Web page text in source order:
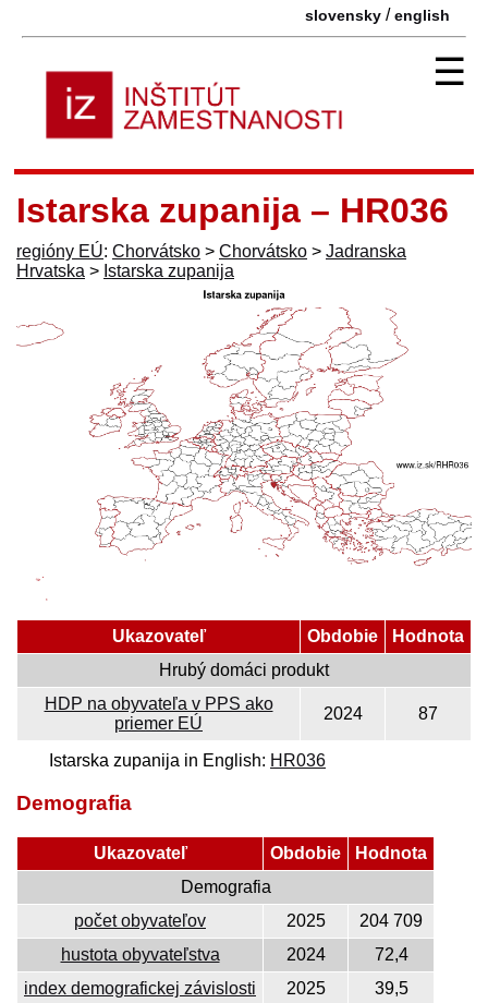
slovensky /english
☰
Istarska zupanija – HR036
regióny EÚ: Chorvátsko > Chorvátsko > Jadranska
Hrvatska > Istarska zupanija
Ukazovateľ Obdobie
Hodnota
Hrubý domáci produkt
HDP na obyvateľa v PPS ako
priemer EÚ
2024 87
Istarska zupanija in English: HR036
Demografia
Ukazovateľ Obdobie
Hodnota
Demografia
počet obyvateľov
2025
204 709
hustota obyvateľstva
2024
72,4
index demografickej závislosti
2025 39,5